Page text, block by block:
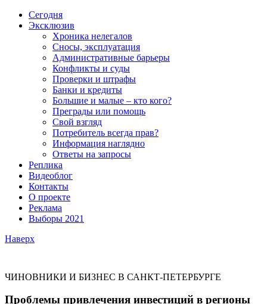
Сегодня
Эксклюзив
Хроника нелегалов
Сносы, эксплуатация
Административные барьеры
Конфликты и суды
Проверки и штрафы
Банки и кредиты
Большие и малые – кто кого?
Преграды или помощь
Свой взгляд
Потребитель всегда прав?
Информация наглядно
Ответы на запросы
Реплика
Видеоблог
Контакты
О проекте
Реклама
Выборы 2021
Наверх
ЧИНОВНИКИ И БИЗНЕС В САНКТ-ПЕТЕРБУРГЕ
Проблемы привлечения инвестиций в регионы